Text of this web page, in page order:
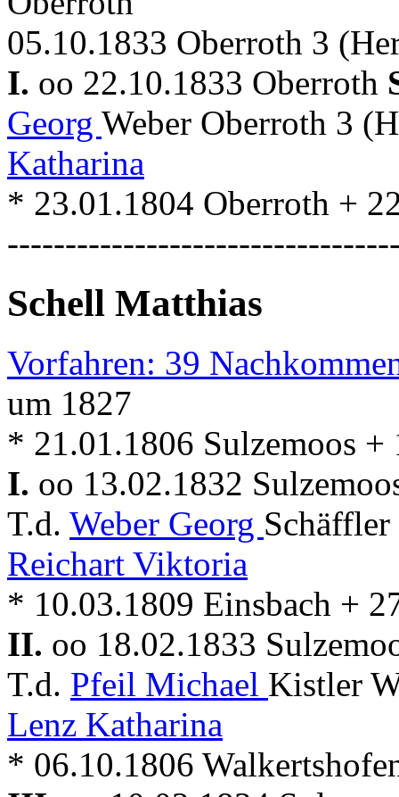
05.10.1833 Oberroth 3
I. oo 22.10.1833 Oberroth
Georg Weber Oberroth 3
Katharina
* 23.01.1804 Oberroth +
Schell Matthias
Vorfahren: 39
um 1827
* 21.01.1806 Sulzemoos +
I. oo 13.02.1832
T.d. Weber Georg
Reichart Viktoria
* 10.03.1809 Einsbach +
II. oo 18.02.1833
T.d. Pfeil Michael Kistler
Lenz Katharina
* 06.10.1806